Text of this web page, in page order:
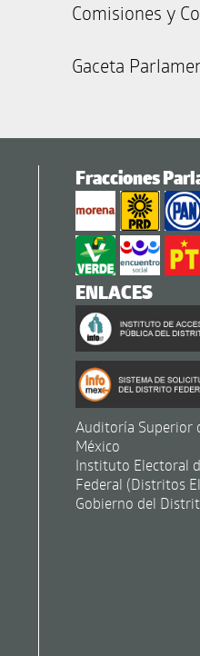
Comisiones y
Gaceta
Fracciones
ENLACES
Auditoría Superior
México
Instituto Electoral
Federal (Distritos
Gobierno del